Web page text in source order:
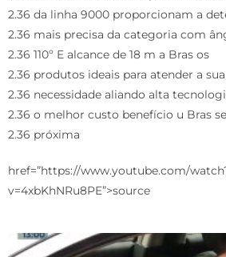
2.36 da linha 9000 proporcionam a
2.36 mais precisa da categoria com
2.36 110º E alcance de 18 m a Bras os
2.36 produtos ideais para atender a sua
2.36 necessidade aliando alta
2.36 o melhor custo benefício u Bras
2.36 próxima
href=”https://www.youtube.com/
v=4xbKhNRu8PE”>source